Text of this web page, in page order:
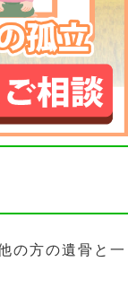
の方の遺骨と一